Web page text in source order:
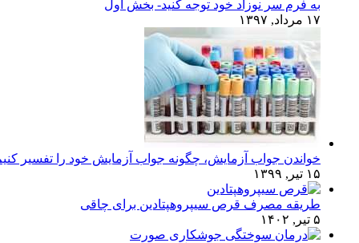
به فرم سر نوزاد خود توجه کنید- بخش اول
۱۷ مرداد, ۱۳۹۷
خواندن جواب آزمایش، چگونه جواب آزمایش خود را تفسیر
۱۵ تیر, ۱۳۹۹
طریقه مصرف قرص سیپروهپتادین برای چاقی
۵ تیر, ۱۴۰۲